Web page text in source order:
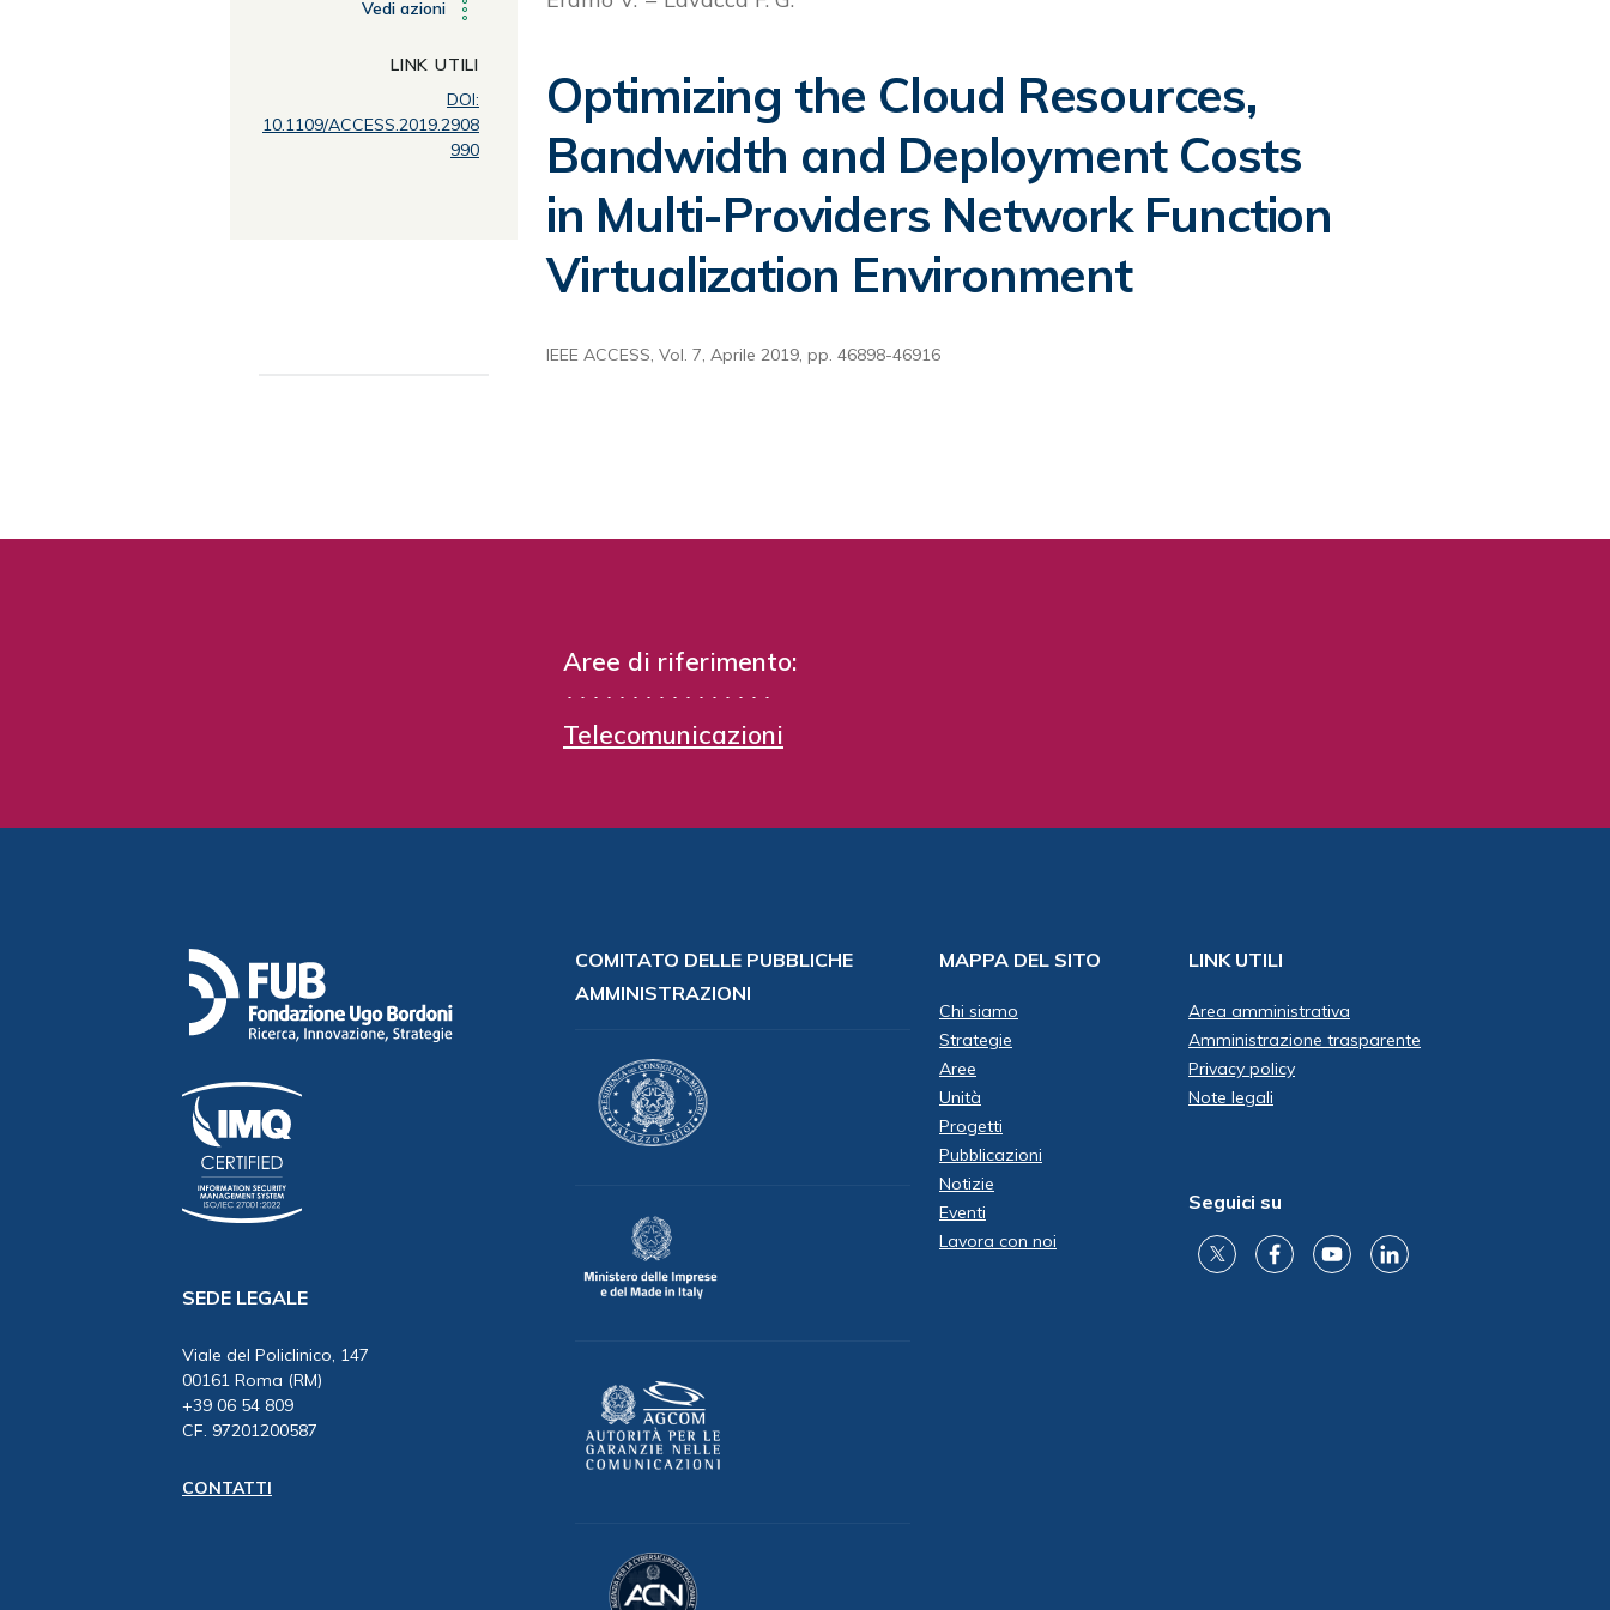
Optimizing the Cloud Resources,
Bandwidth and Deployment Costs
in Multi-Providers Network Function
Virtualization Environment
IEEE ACCESS, Vol. 7, Aprile 2019, pp. 46898-46916
Vedi azioni
LINK UTILI
DOI:
10.1109/ACCESS.2019.2908
990
Aree di riferimento:
Telecomunicazioni
SEDE LEGALE
Viale del Policlinico, 147
00161 Roma (RM)
+39 06 54 809
CF. 97201200587
CONTATTI
COMITATO DELLE PUBBLICHE
AMMINISTRAZIONI
MAPPA DEL SITO
Chi siamo
Strategie
Aree
Unità
Progetti
Pubblicazioni
Notizie
Eventi
Lavora con noi
LINK UTILI
Area amministrativa
Amministrazione trasparente
Privacy policy
Note legali
Seguici su